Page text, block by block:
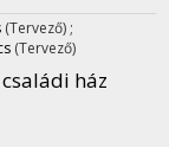
(Tervező) ;
(Tervező)
ház